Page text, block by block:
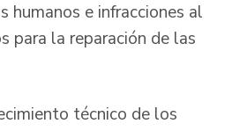
humanos e infracciones al
para la reparación de las
técnico de los